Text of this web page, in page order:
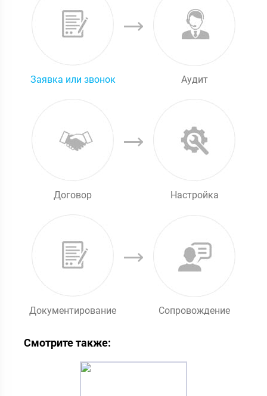
Заявка или звонок Аудит
Договор Настройка
Документирование Сопровождение
Смотрите также: